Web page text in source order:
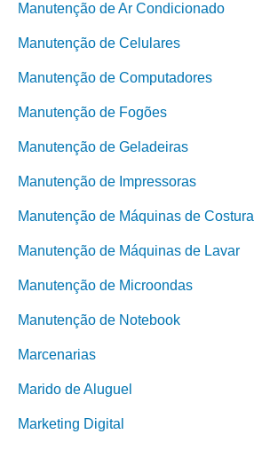
Manutenção de Ar Condicionado
Manutenção de Celulares
Manutenção de Computadores
Manutenção de Fogões
Manutenção de Geladeiras
Manutenção de Impressoras
Manutenção de Máquinas de Costura
Manutenção de Máquinas de Lavar
Manutenção de Microondas
Manutenção de Notebook
Marcenarias
Marido de Aluguel
Marketing Digital